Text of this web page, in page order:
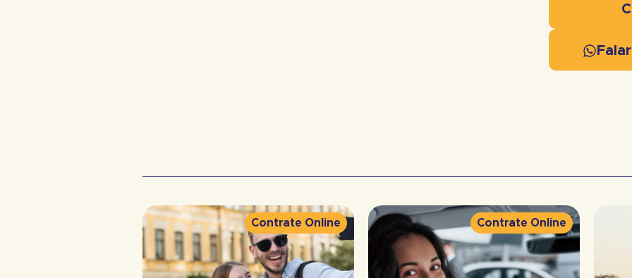
Contrate Online Contrate Online